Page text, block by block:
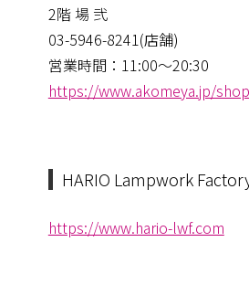
2階 場 弐
03-5946-8241(店舗)
営業時間：11:00～20:30
https://www.akomeya.jp/
HARIO Lampwork
https://www.hario-lwf.com